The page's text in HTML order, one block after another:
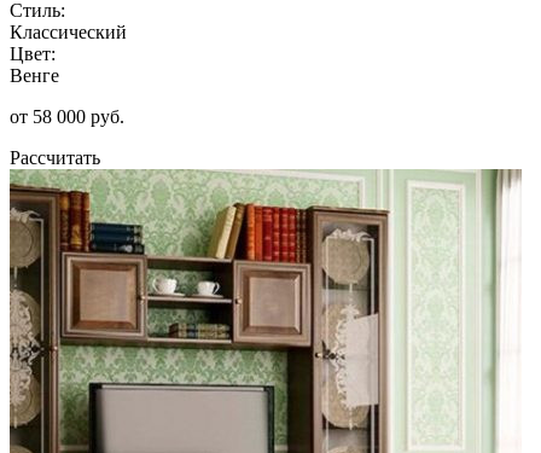
Стиль:
Классический
Цвет:
Венге
от 58 000 руб.
Рассчитать